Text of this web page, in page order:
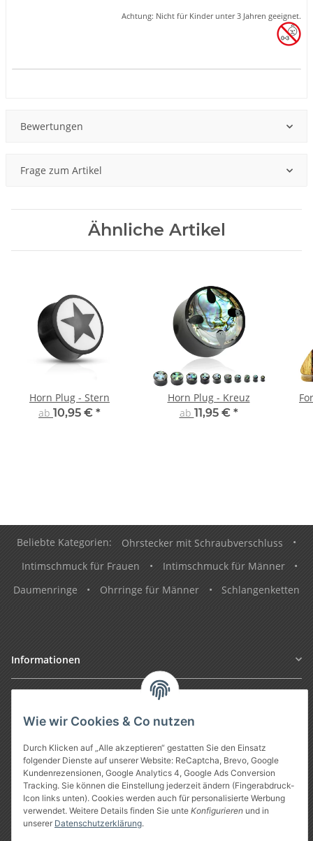
Wie wir Cookies & Co nutzen
Durch Klicken auf „Alle akzeptieren“ gestatten Sie den Einsatz
folgender Dienste auf unserer Website: ReCaptcha, Brevo, Google
Kundenrezensionen, Google Analytics 4, Google Ads Conversion
Tracking. Sie können die Einstellung jederzeit ändern (Fingerabdruck-
Icon links unten). Cookies werden auch für personalisierte Werbung
verwendet. Weitere Details finden Sie unte Konfigurieren und in
unserer Datenschutzerklärung.
Achtung: Nicht für Kinder unter 3 Jahren geeignet.
Bewertungen
Frage zum Artikel
Ähnliche Artikel
Horn Plug - Stern
ab 10,95 € *
Horn Plug - Kreuz
ab 11,95 € *
Beliebte Kategorien: Ohrstecker mit Schraubverschluss
•
Intimschmuck für Frauen
• Intimschmuck für Männer
•
Daumenringe
• Ohrringe für Männer • Schlangenketten
Informationen
Vertrag widerrufen